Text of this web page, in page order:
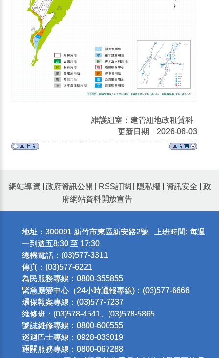
維護組室：建管組地政租賃科
更新日期：2026-06-03
網站導覽 政府資訊公開 RSS訂閱 隱私權 資訊安全
政
府網站資料開放宣告
地址：300091 新竹市東區新安路2號 上班時間: 每週
一到週五8:30 至 17:30
總機電話：(03)577-3311
傳真：(03)577-6221
為民服務專線：0800-355855
緊急應變中心（24小時通報專線)：(03)577-6666
環保報案專線：(03)577-7237
維修班：(03)578-4541、(03)578-5865
號誌維修專線：0800-600555
巡迴巴士專線：0928-033019
通關服務專線：0800-067288